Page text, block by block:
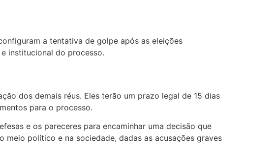
a tentativa de golpe após as eleições
institucional do processo.
dos demais réus. Eles terão um prazo legal de 15 dias
para o processo.
e os pareceres para encaminhar uma decisão que
político e na sociedade, dadas as acusações graves